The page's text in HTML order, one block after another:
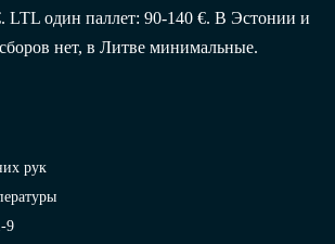
LTL один паллет: 90-140 €. В Эстонии и
нет, в Литве минимальные.
рук
9